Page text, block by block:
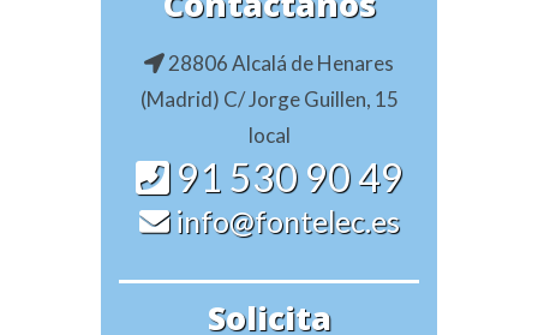
28806 Alcalá de Henares
(Madrid) C/ Jorge Guillen, 15
local
91 530 90 49
info@fontelec.es
Solicita